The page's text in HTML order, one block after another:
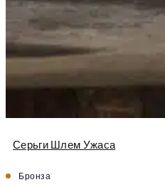
Серьги Шлем Ужаса
Бронза